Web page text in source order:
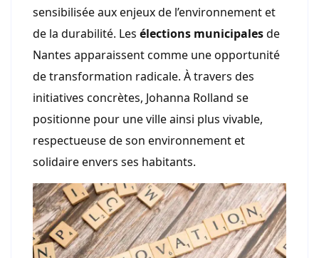
sensibilisée aux enjeux de l’environnement et
de la durabilité. Les élections municipalesde
Nantes apparaissent comme une opportunité
de transformation radicale. À travers des
initiatives concrètes, Johanna Rolland se
positionne pour une ville ainsi plus vivable,
respectueuse de son environnement et
solidaire envers ses habitants.